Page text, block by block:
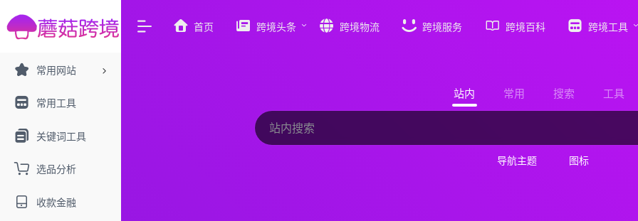
常用网站
常用工具
关键词工具
选品分析
收款金融
首页 跨境头条 跨境物流 跨境服务 跨境百科 跨境工具
站内 常用 搜索 工具
导航主题 图标